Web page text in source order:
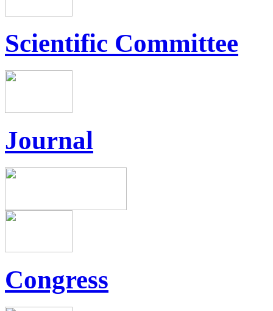
Scientific Committee
Journal
Congress